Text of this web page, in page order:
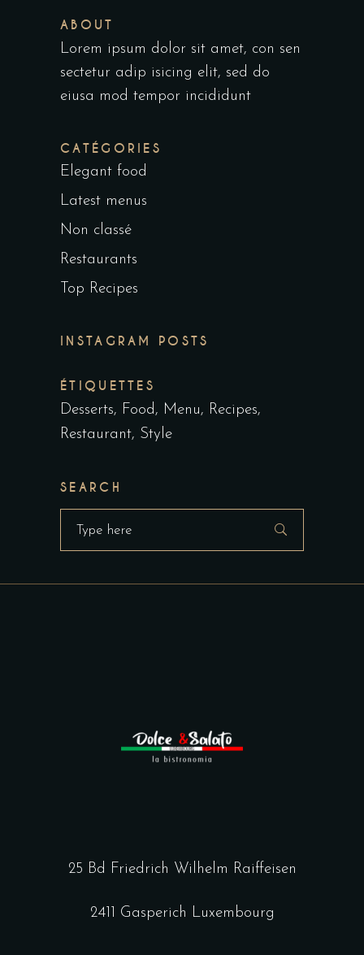
ABOUT
Lorem ipsum dolor sit amet, con sen
sectetur adip isicing elit, sed do
eiusa mod tempor incididunt
CATÉGORIES
Elegant food
Latest menus
Non classé
Restaurants
Top Recipes
INSTAGRAM POSTS
ÉTIQUETTES
Desserts Food Menu
Recipes
Restaurant Style
SEARCH
25 Bd Friedrich Wilhelm Raiffeisen
2411 Gasperich Luxembourg